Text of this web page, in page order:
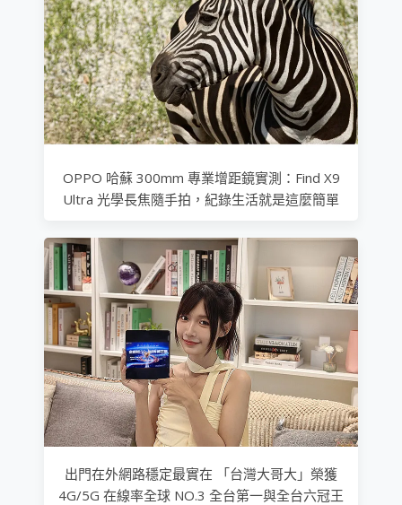
OPPO 哈蘇 300mm 專業增距鏡實測：Find X9
Ultra 光學長焦隨手拍，紀錄生活就是這麼簡單
出門在外網路穩定最實在 「台灣大哥大」榮獲
4G/5G 在線率全球 NO.3 全台第一與全台六冠王